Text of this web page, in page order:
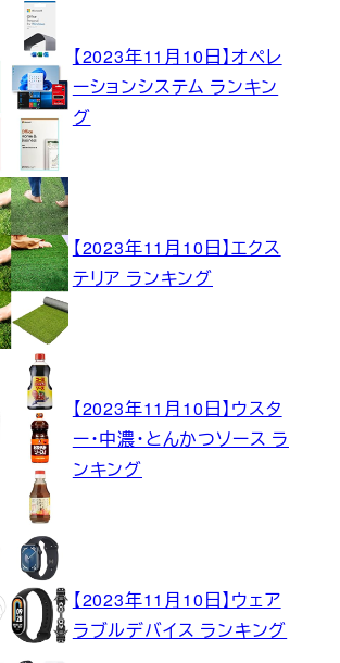
【2023年11月10日】オペレ
ーションシステム ランキン
グ
【2023年11月10日】エクス
テリア ランキング
【2023年11月10日】ウスタ
ー・中濃・とんかつソース ラ
ンキング
【2023年11月10日】ウェア
ラブルデバイス ランキング